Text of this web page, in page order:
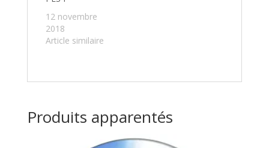
12 novembre
2018
Article similaire
Produits apparentés